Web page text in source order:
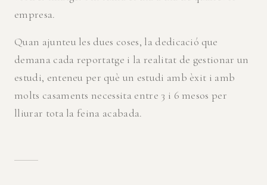
empresa.
Quan ajunteu les dues coses, la dedicació que
demana cada reportatge i la realitat de gestionar un
estudi, enteneu per què un estudi amb èxit i amb
molts casaments necessita entre 3 i 6 mesos per
lliurar tota la feina acabada.